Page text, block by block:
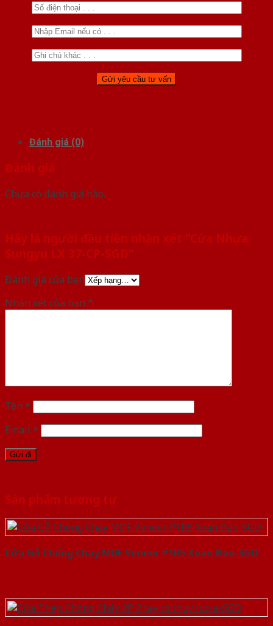
Đánh giá (0)
Đánh giá
Chưa có đánh giá nào.
Hãy là người đầu tiên nhận xét “Cửa Nhựa
Sungyu LX 37-CP-SGD”
Đánh giá của bạn
Nhận xét của bạn *
Tên *
Email *
Sản phẩm tương tự
Cửa Gỗ Chống Cháy MDF Veneer P1R5 Xoan Đào-SGD